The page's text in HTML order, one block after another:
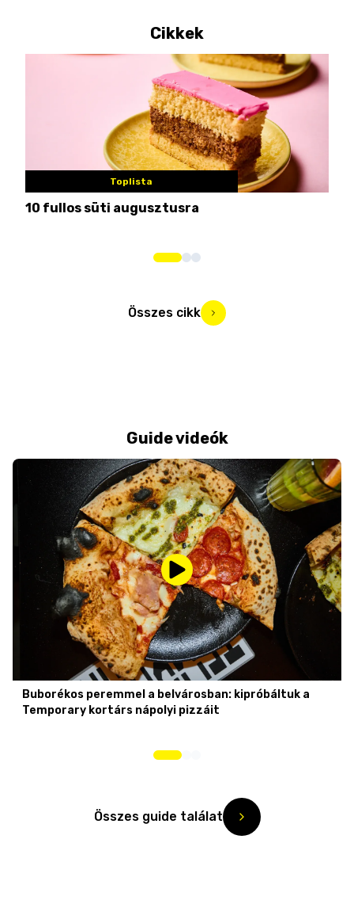
Cikkek
Toplista
10 fullos süti augusztusra
Összes cikk
Guide videók
Buborékos peremmel a belvárosban: kipróbáltuk a
Temporary kortárs nápolyi pizzáit
Összes guide találat